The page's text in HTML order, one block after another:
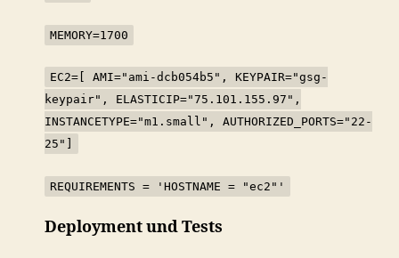
MEMORY=1700
EC2=[ AMI="ami-dcb054b5", KEYPAIR="gsg-
keypair", ELASTICIP="75.101.155.97",
INSTANCETYPE="m1.small", AUTHORIZED_PORTS="22-
25"]
REQUIREMENTS = 'HOSTNAME = "ec2"'
Deployment und Tests